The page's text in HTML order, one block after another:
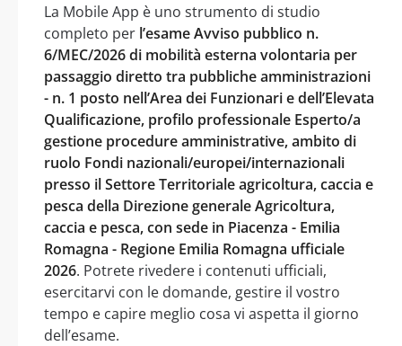
La Mobile App è uno strumento di studio
completo per l’esame Avviso pubblico n.
6/MEC/2026 di mobilità esterna volontaria per
passaggio diretto tra pubbliche amministrazioni
- n. 1 posto nell’Area dei Funzionari e dell’Elevata
Qualificazione, profilo professionale Esperto/a
gestione procedure amministrative, ambito di
ruolo Fondi nazionali/europei/internazionali
presso il Settore Territoriale agricoltura, caccia e
pesca della Direzione generale Agricoltura,
caccia e pesca, con sede in Piacenza - Emilia
Romagna - Regione Emilia Romagna ufficiale
2026. Potrete rivedere i contenuti ufficiali,
esercitarvi con le domande, gestire il vostro
tempo e capire meglio cosa vi aspetta il giorno
dell’esame.